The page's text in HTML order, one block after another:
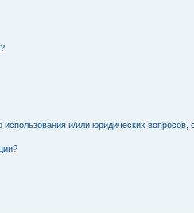
и/или юридических вопросов,